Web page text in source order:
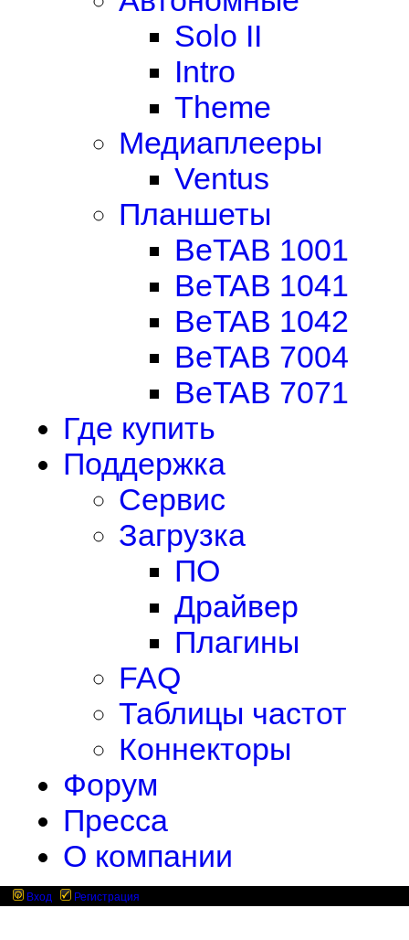
Solo II
Intro
Theme
Медиаплееры
Ventus
Планшеты
BeTAB 1001
BeTAB 1041
BeTAB 1042
BeTAB 7004
BeTAB 7071
Где купить
Поддержка
Сервис
Загрузка
ПО
Драйвер
Плагины
FAQ
Таблицы частот
Коннекторы
Форум
Пресса
О компании
Вход Регистрация